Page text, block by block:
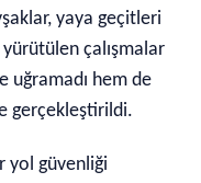
yaya geçitleri
çalışmalar
uğramadı hem de
gerçekleştirildi.
yol güvenliği